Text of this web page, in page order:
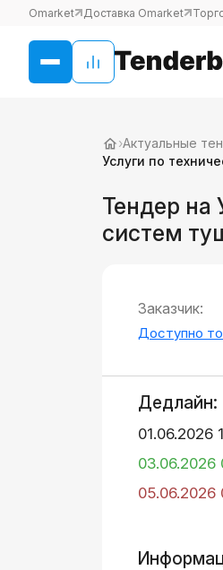
Omarket Доставка Omarket
›Актуальные
Услуги по
Тендер на
систем
Заказчик:
Доступно
Дедлайн:
01.06.2026
03.06.2026
05.06.2026